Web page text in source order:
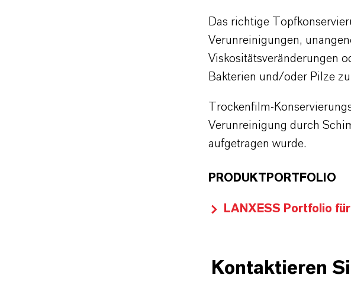
Das richtige
Verunreinigungen,
Viskositätsveränderungen
Bakterien und/oder Pilze
Trockenfilm-
Verunreinigung durch
aufgetragen wurde.
PRODUKTPORTFOLIO
LANXESS Portfolio
Kontaktieren